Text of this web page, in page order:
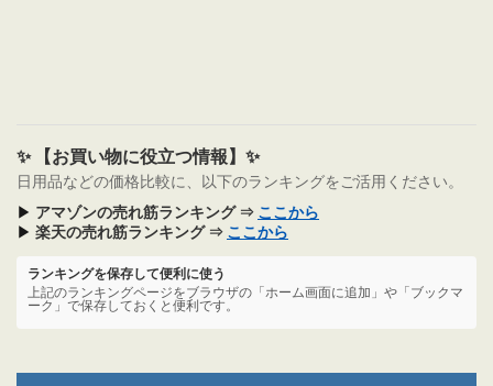
✨ 【お買い物に役立つ情報】✨
日用品などの価格比較に、以下のランキングをご活用ください。
▶ アマゾンの売れ筋ランキング ⇒ ここから
▶ 楽天の売れ筋ランキング ⇒ ここから
ランキングを保存して便利に使う
上記のランキングページをブラウザの「ホーム画面に追加」や「ブックマ
ーク」で保存しておくと便利です。